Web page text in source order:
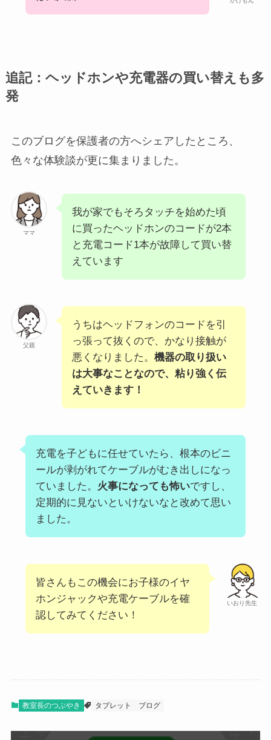
追記：ヘッドホンや充電器の買い替えも多
発
このブログを保護者の方へシェアしたところ、
色々な体験談が更に集まりました。
ママ
我が家でもそろタッチを始めた頃
に買ったヘッドホンのコードが2本
と充電コード1本が故障して買い替
えています
父親
うちはヘッドフォンのコードを引
っ張って抜くので、かなり接触が
悪くなりました。 機器の取り扱い
は大事なことなので、粘り強く伝
えていきます！
充電を子どもに任せていたら、根本のビニ
ールが剥がれてケーブルがむき出しになっ
ていました。 火事になっても怖いですし、
定期的に見ないといけないなと改めて思い
ました。
いおり先生
皆さんもこの機会にお子様のイヤ
ホンジャックや充電ケーブルを確
認してみてください！
教室長のつぶやき タブレット ブログ